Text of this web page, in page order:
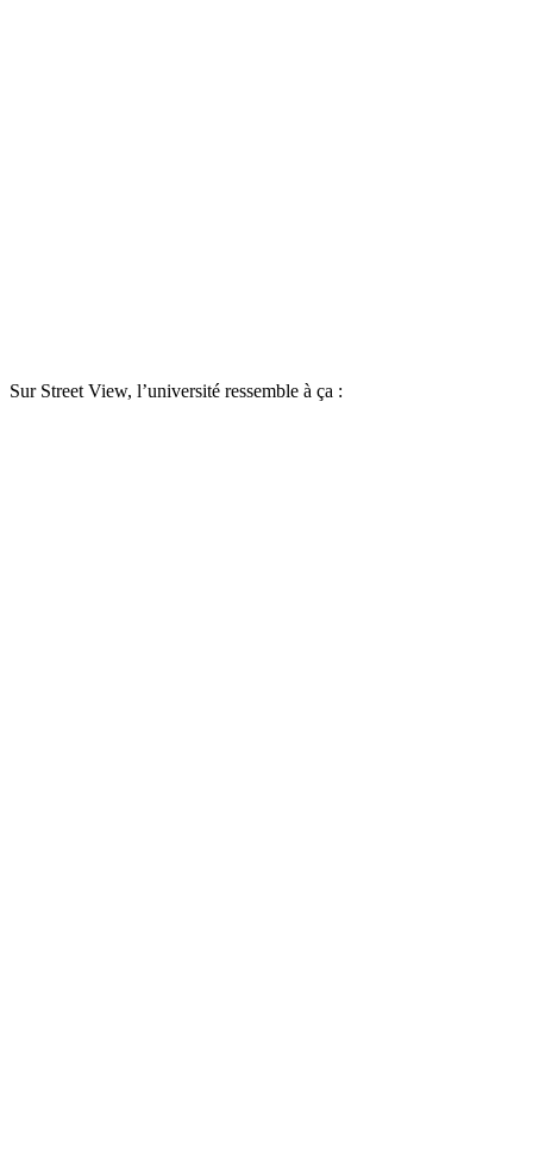
Sur Street View, l’université ressemble à ça :